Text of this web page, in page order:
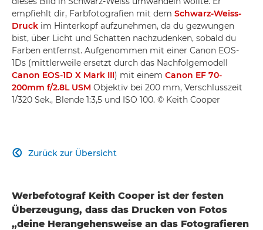
empfiehlt dir, Farbfotografien mit dem Schwarz-Weiss-
Druck im Hinterkopf aufzunehmen, da du gezwungen
bist, über Licht und Schatten nachzudenken, sobald du
Farben entfernst. Aufgenommen mit einer Canon EOS-
1Ds (mittlerweile ersetzt durch das Nachfolgemodell
Canon EOS-1D X Mark III) mit einem Canon EF 70-
200mm f/2.8L USM Objektiv bei 200 mm, Verschlusszeit
1/320 Sek., Blende 1:3,5 und ISO 100. © Keith Cooper
Zurück zur Übersicht

Werbefotograf Keith Cooper ist der festen
Überzeugung, dass das Drucken von Fotos
„deine Herangehensweise an das Fotografieren